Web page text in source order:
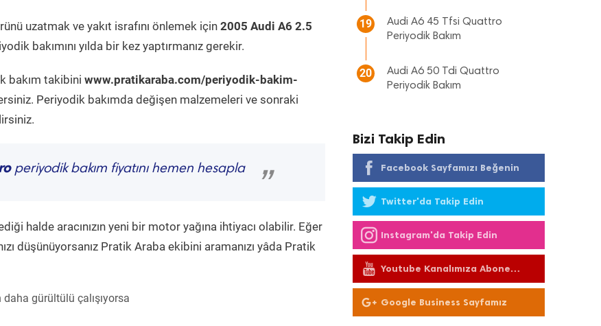
uzatmak ve yakıt israfını önlemek için 2005 Audi A6 2.5
bakımını yılda bir kez yaptırmanız gerekir.
bakım takibini www.pratikaraba.com/periyodik-bakim-
Periyodik bakımda değişen malzemeleri ve sonraki
periyodik bakım fiyatını hemen hesapla
”
halde aracınızın yeni bir motor yağına ihtiyacı olabilir. Eğer
düşünüyorsanız Pratik Araba ekibini aramanızı yâda Pratik
gürültülü çalışıyorsa
19
Audi A6 45 Tfsi Quattro
Periyodik Bakım
20
Audi A6 50 Tdi Quattro
Periyodik Bakım
Bizi Takip Edin
Facebook Sayfamızı Beğenin
Twitter'da Takip Edin
Instagram'da Takip Edin
Youtube Kanalımıza Abone
Olun
Google Business Sayfamız